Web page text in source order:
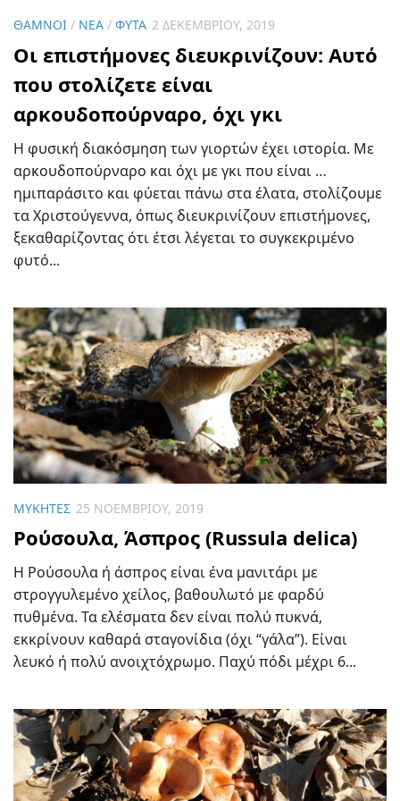
ΘΆΜΝΟΙ / ΝΈΑ / ΦΥΤΆ 2 ΔΕΚΕΜΒΡΊΟΥ, 2019
Οι επιστήμονες διευκρινίζουν: Αυτό
που στολίζετε είναι
αρκουδοπούρναρο, όχι γκι
Η φυσική διακόσμηση των γιορτών έχει ιστορία. Με
αρκουδοπούρναρο και όχι με γκι που είναι …
ημιπαράσιτο και φύεται πάνω στα έλατα, στολίζουμε
τα Χριστούγεννα, όπως διευκρινίζουν επιστήμονες,
ξεκαθαρίζοντας ότι έτσι λέγεται το συγκεκριμένο
φυτό...
ΜΎΚΗΤΕΣ 25 ΝΟΕΜΒΡΊΟΥ, 2019
Ρούσουλα, Άσπρος (Russula delica)
Η Ρούσουλα ή άσπρος είναι ένα μανιτάρι με
στρογγυλεμένο χείλος, βαθουλωτό με φαρδύ
πυθμένα. Τα ελέσματα δεν είναι πολύ πυκνά,
εκκρίνουν καθαρά σταγονίδια (όχι “γάλα”). Είναι
λευκό ή πολύ ανοιχτόχρωμο. Παχύ πόδι μέχρι 6...